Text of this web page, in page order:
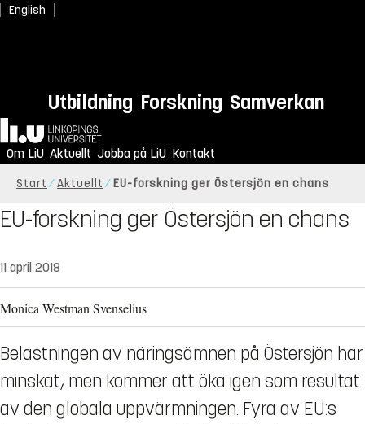
English
Utbildning Forskning Samverkan
Hem
Om LiU Aktuellt Jobba på LiU Kontakt
Start Aktuellt EU-forskning ger Östersjön en chans
EU-forskning ger Östersjön en chans
11 april 2018
Monica Westman Svenselius
Belastningen av näringsämnen på Östersjön har
minskat, men kommer att öka igen som resultat
av den globala uppvärmningen. Fyra av EU:s